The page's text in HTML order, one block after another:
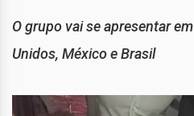
O grupo vai se apresentar
Unidos, México e Brasil